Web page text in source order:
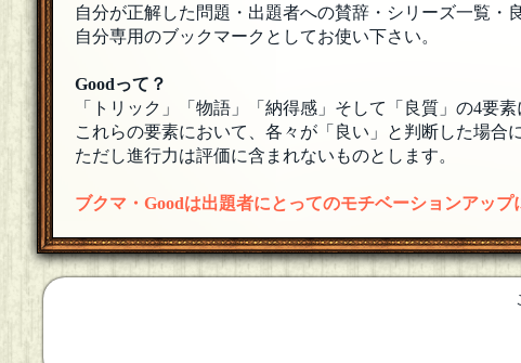
自分が正解した問題・出題者への賛辞・シリーズ一覧・
自分専用のブックマークとしてお使い下さい。
Goodって？
「トリック」「物語」「納得感」そして「良質」の4要素
これらの要素において、各々が「良い」と判断した場合
ただし進行力は評価に含まれないものとします。
ブクマ・Goodは出題者にとってのモチベーションアッ